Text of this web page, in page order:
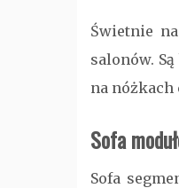
Świetnie
salonów.
na nóżkach
Sofa
Sofa